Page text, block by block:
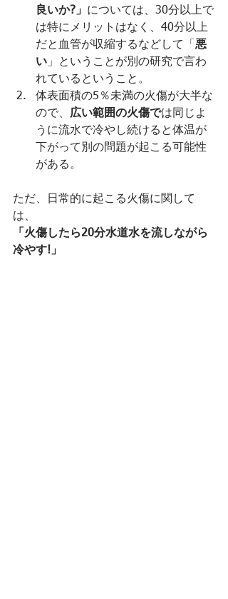
良いか?」 については、30分以上で
は特にメリットはなく、40分以上
だと血管が収縮するなどして「 悪
い 」ということが別の研究で言わ
れているということ。
体表面積の5％未満の火傷が大半な
ので、 広い範囲の火傷では同じよ
うに流水で冷やし続けると体温が
下がって別の問題が起こる可能性
がある。
ただ、日常的に起こる火傷に関して
は、
「火傷したら20分水道水を流しながら
冷やす!」